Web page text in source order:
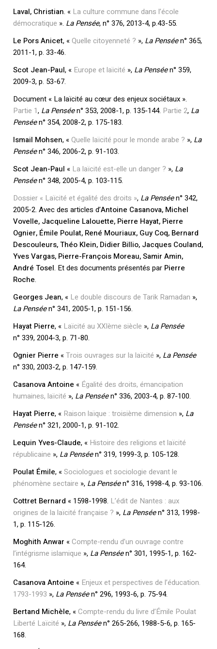
Laval, Christian. « La culture commune dans l’école
démocratique ». La Pensée, n° 376, 2013-4, p.43-55.
Le Pors Anicet, «Quelle citoyenneté ? », La Penséen° 365,
2011-1, p. 33-46.
Scot Jean-Paul, « Europe et laïcité », La Penséen° 359,
2009-3, p. 53-67.
Document « La laïcité au cœur des enjeux sociétaux ».
Partie 1, La Penséen° 353, 2008-1, p. 135-144. Partie 2, La
Penséen° 354, 2008-2, p. 175-183.
Ismail Mohsen, «Quelle laïcité pour le monde arabe ? », La
Penséen° 346, 2006-2, p. 91-103.
Scot Jean-Paul « La laïcité est-elle un danger ? », La
Penséen° 348, 2005-4, p. 103-115.
Dossier « Laïcité et égalité des droits », La Penséen° 342,
2005-2. Avec des articles d’Antoine Casanova, Michel
Vovelle, Jacqueline Lalouette, Pierre Hayat, Pierre
Ognier, Émile Poulat, René Mouriaux, Guy Coq, Bernard
Descouleurs, Théo Klein, Didier Billio, Jacques Couland,
Yves Vargas, Pierre-François Moreau, Samir Amin,
André Tosel. Et des documents présentés par Pierre
Roche.
Georges Jean, « Le double discours de Tarik Ramadan »,
La Penséen° 341, 2005-1, p. 151-156.
Hayat Pierre, « Laïcité au XXIème siècle », La Pensée
n° 339, 2004-3, p. 71-80.
Ognier Pierre «Trois ouvrages sur la laïcité », La Pensée
n° 330, 2003-2, p. 147-159.
Casanova Antoine « Égalité des droits, émancipation
humaines, laïcité », La Penséen° 336, 2003-4, p. 87-100.
Hayat Pierre, « Raison laïque : troisième dimension », La
Penséen° 321, 2000-1, p. 91-102.
Lequin Yves-Claude, « Histoire des religions et laïcité
républicaine », La Penséen° 319, 1999-3, p. 105-128.
Poulat Émile, «Sociologues et sociologie devant le
phénomène sectaire », La Penséen° 316, 1998-4, p. 93-106.
Cottret Bernard « 1598-1998. L’édit de Nantes : aux
origines de la laïcité française ? », La Penséen° 313, 1998-
1, p. 115-126.
Moghith Anwar «Compte-rendu d’un ouvrage contre
l’intégrisme islamique », La Penséen° 301, 1995-1, p. 162-
164.
Casanova Antoine « Enjeux et perspectives de l’éducation.
1793-1993 », La Penséen° 296, 1993-6, p. 75-94.
Bertand Michèle, «Compte-rendu du livre d’Émile Poulat
Liberté Laïcité », La Penséen° 265-266, 1988-5-6, p. 165-
168.